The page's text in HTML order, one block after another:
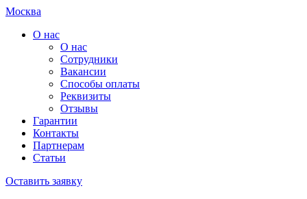
Москва
О нас
О нас
Сотрудники
Вакансии
Способы оплаты
Реквизиты
Отзывы
Гарантии
Контакты
Партнерам
Статьи
Оставить заявку